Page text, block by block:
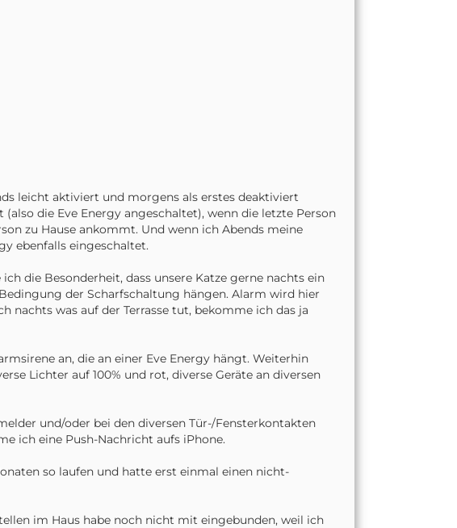
leicht aktiviert und morgens als erstes deaktiviert
die Eve Energy angeschaltet), wenn die letzte Person
zu Hause ankommt. Und wenn ich Abends meine
ebenfalls eingeschaltet.
die Besonderheit, dass unsere Katze gerne nachts ein
der Scharfschaltung hängen. Alarm wird hier
nachts was auf der Terrasse tut, bekomme ich das ja
an, die an einer Eve Energy hängt. Weiterhin
Lichter auf 100% und rot, diverse Geräte an diversen
und/oder bei den diversen Tür-/Fensterkontakten
ich eine Push-Nachricht aufs iPhone.
so laufen und hatte erst einmal einen nicht-
im Haus habe noch nicht mit eingebunden, weil ich